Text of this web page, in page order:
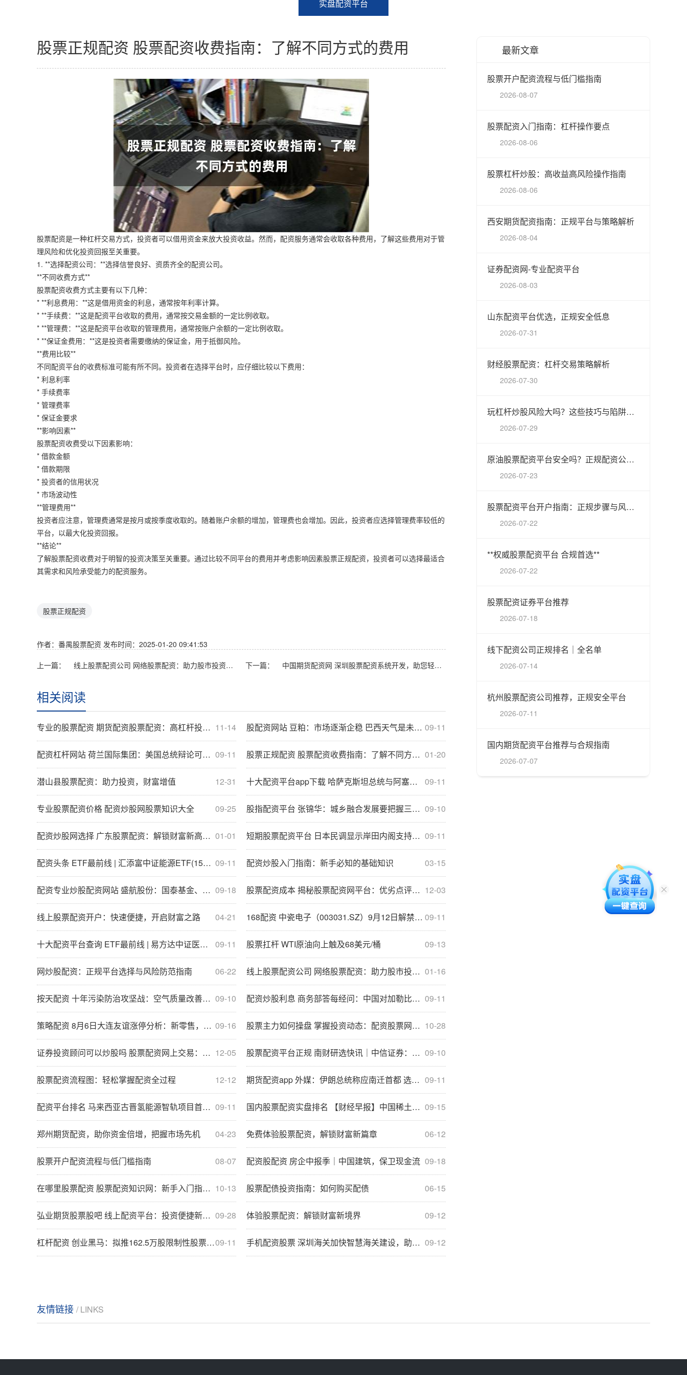
实盘配资平台
股票正规配资 股票配资收费指南：了解不同方式的费用
股票配资是一种杠杆交易方式，投资者可以借用资金来放大投资收益。然而，配资服务通常会收取各种费用，了解这些费用对于管
理风险和优化投资回报至关重要。
1. **选择配资公司：**选择信誉良好、资质齐全的配资公司。
**不同收费方式**
股票配资收费方式主要有以下几种：
* **利息费用：**这是借用资金的利息，通常按年利率计算。
* **手续费：**这是配资平台收取的费用，通常按交易金额的一定比例收取。
* **管理费：**这是配资平台收取的管理费用，通常按账户余额的一定比例收取。
* **保证金费用：**这是投资者需要缴纳的保证金，用于抵御风险。
**费用比较**
不同配资平台的收费标准可能有所不同。投资者在选择平台时，应仔细比较以下费用：
* 利息利率
* 手续费率
* 管理费率
* 保证金要求
**影响因素**
股票配资收费受以下因素影响：
* 借款金额
* 借款期限
* 投资者的信用状况
* 市场波动性
**管理费用**
投资者应注意，管理费通常是按月或按季度收取的。随着账户余额的增加，管理费也会增加。因此，投资者应选择管理费率较低的
平台，以最大化投资回报。
**结论**
了解股票配资收费对于明智的投资决策至关重要。通过比较不同平台的费用并考虑影响因素股票正规配资，投资者可以选择最适合
其需求和风险承受能力的配资服务。
股票正规配资
作者：番禺股票配资 发布时间：2025-01-20 09:41:53
上一篇： 线上股票配资公司 网络股票配资：助力股市投资，放大收益空间 下一篇： 中国期货配资网 深圳股票配资系统开发，助您轻松撬动资本杠杆
相关阅读
11-14
专业的股票配资 期货配资股票配资：高杠杆投资，谨慎为上 09-11
股配资网站 豆粕：市场逐渐企稳 巴西天气是未来重点题材
09-11
配资杠杆网站 荷兰国际集团：美国总统辩论可能左右美元走向 01-20
股票正规配资 股票配资收费指南：了解不同方式的费用
12-31
潜山县股票配资：助力投资，财富增值 09-11
十大配资平台app下载 哈萨克斯坦总统与阿塞拜疆总统通电话，讨论双边合作
09-25
专业股票配资价格 配资炒股网股票知识大全 09-10
股指配资平台 张锦华：城乡融合发展要把握三个关键词 | 改革开放进行时⑧
01-01
配资炒股网选择 广东股票配资：解锁财富新高度，助力投资梦想 09-11
短期股票配资平台 日本民调显示岸田内阁支持率降至20% 创下任内新低
09-11
配资头条 ETF最前线 | 汇添富中证能源ETF(159930)早盘下跌0.39%，可燃冰主题走强，恒泰艾普上涨19.81% 03-15
配资炒股入门指南：新手必知的基础知识
09-18
配资专业炒股配资网站 盛航股份：国泰基金、西安清善企业管理咨询有限公司等多家机构于8月29日调研我司 12-03
股票配资成本 揭秘股票配资网平台：优劣点评大揭秘
04-21
线上股票配资开户：快速便捷，开启财富之路 09-11
168配资 中瓷电子（003031.SZ）9月12日解禁上市554.7万股，涉及股东5名
09-11
十大配资平台查询 ETF最前线 | 易方达中证医疗ETF(159847)早盘下跌1.89%，医疗器械主题走弱，阳普医疗上涨19.96% 09-13
股票扛杆 WTI原油向上触及68美元/桶
06-22
网炒股配资：正规平台选择与风险防范指南 01-16
线上股票配资公司 网络股票配资：助力股市投资，放大收益空间
09-10
按天配资 十年污染防治攻坚战：空气质量改善速度全球最快，何时能够达到WHO指导值？ 09-11
配资炒股利息 商务部答每经问：中国对加勒比国家直接投资存量达30多亿美元，正在清洁能源、储能等领域探索合作机遇
09-16
策略配资 8月6日大连友谊涨停分析：新零售，房地产概念热股 10-28
股票主力如何操盘 掌握投资动态：配资股票网信息聚焦
12-05
证券投资顾问可以炒股吗 股票配资网上交易：轻松投资，倍增收益 09-10
股票配资平台正规 南财研选快讯｜中信证券：在美联储降息预期进一步升温背景下 下阶段数量与利率型货币政策仍有发力空间
12-12
股票配资流程图：轻松掌握配资全过程 09-11
期货配资app 外媒：伊朗总统称应南迁首都 选择更靠近波斯湾的城市
09-11
配资平台排名 马来西亚古晋氢能源智轨项目首列批量车下线 09-15
国内股票配资实盘排名 【财经早报】中国稀土，重大突破！金融监管总局重磅部署
04-23
郑州期货配资，助你资金倍增，把握市场先机 06-12
免费体验股票配资，解锁财富新篇章
08-07
股票开户配资流程与低门槛指南 09-18
配资股配资 房企中报季｜中国建筑，保卫现金流
10-13
在哪里股票配资 股票配资知识网：新手入门指南，助你投资无忧 06-15
股票配债投资指南：如何购买配债
09-28
弘业期货股票股吧 线上配资平台：投资便捷新时代 09-12
体验股票配资：解锁财富新境界
09-11
杠杆配资 创业黑马：拟推162.5万股限制性股票激励计划 授予价格为每股13.72元 09-12
手机配资股票 深圳海关加快智慧海关建设，助力先行示范区续写更多“春天的故事”
最新文章
股票开户配资流程与低门槛指南
2026-08-07
股票配资入门指南：杠杆操作要点
2026-08-06
股票杠杆炒股：高收益高风险操作指南
2026-08-06
西安期货配资指南：正规平台与策略解析
2026-08-04
证券配资网-专业配资平台
2026-08-03
山东配资平台优选，正规安全低息
2026-07-31
财经股票配资：杠杆交易策略解析
2026-07-30
玩杠杆炒股风险大吗？这些技巧与陷阱你必须知道
2026-07-29
原油股票配资平台安全吗？正规配资公司排名及开户指南
2026-07-23
股票配资平台开户指南：正规步骤与风控要点
2026-07-22
**权威股票配资平台 合规首选**
2026-07-22
股票配资证券平台推荐
2026-07-18
线下配资公司正规排名｜全名单
2026-07-14
杭州股票配资公司推荐，正规安全平台
2026-07-11
国内期货配资平台推荐与合规指南
2026-07-07
友情链接 / LINKS